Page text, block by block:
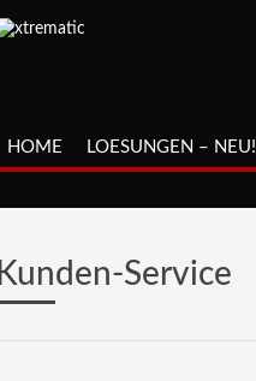
HOME LOESUNGEN – NEU!
Kunden-Service